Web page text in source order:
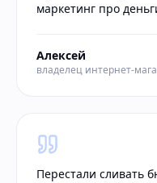
маркетинг про
Алексей
владелец интернет-
Перестали сливать